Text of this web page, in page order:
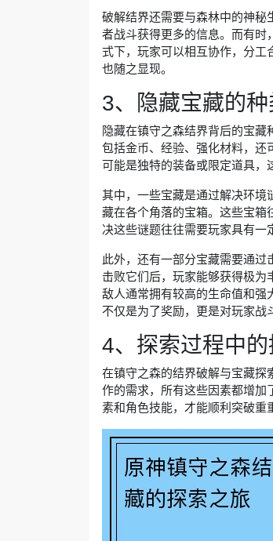
破解结界还需要与森林中的神秘
者战斗获得更多的信息。而有时
式下，玩家可以相互协作，分工
也随之显现。
3、隐藏宝藏的
隐藏在镇守之森结界背后的宝
包括金币、经验、强化材料，还
可能是独特的装备或限定道具，
其中，一些宝藏是通过解决环境
藏在各个角落的宝箱。这些宝箱
决这些谜题往往需要玩家具有一
此外，还有一部分宝藏需要通过
击败它们后，玩家能够获得极
敌人通常拥有较高的生命值和强
不仅是为了奖励，更是对玩家战
4、探索过程中
在镇守之森的结界破解与宝藏探
作的需求，所有这些因素都增加
素和角色技能，才能顺利突破重